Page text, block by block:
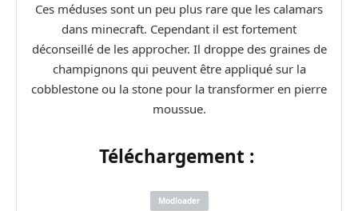
Ces méduses sont un peu plus rare que les calamars
dans minecraft. Cependant il est fortement
déconseillé de les approcher. Il droppe des graines de
champignons qui peuvent être appliqué sur la
cobblestone ou la stone pour la transformer en pierre
moussue.
Téléchargement :
Modloader